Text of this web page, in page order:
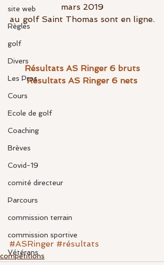
site web
Règles
golf
Divers
Les Pros
Cours
Ecole de golf
Coaching
Brèves
Covid-19
comité directeur
Parcours
commission terrain
commission sportive
Vétérans
mars 2019
au golf Saint Thomas sont en ligne.
Résultats AS Ringer 6 bruts
Résultats AS Ringer 6 nets
#ASRinger #résultats
compétitions